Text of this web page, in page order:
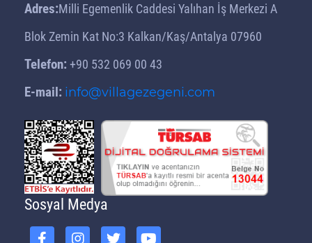
Adres:Milli Egemenlik Caddesi Yalıhan İş Merkezi A
Blok Zemin Kat No:3 Kalkan/Kaş/Antalya 07960
Telefon: +90 532 069 00 43
E-mail: info@villagezegeni.com
Sosyal Medya